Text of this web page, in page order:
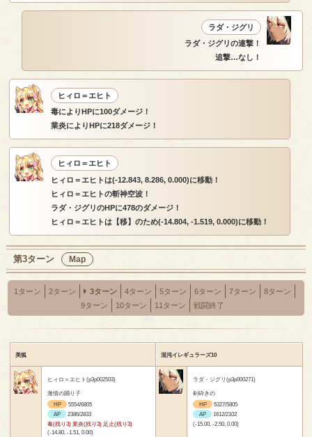
ラダ・ジグリ
ラダ・ジグリの連撃！
追撃…なし！
ヒィロ＝エヒト
毒によりHPに100ダメージ！
業炎によりHPに218ダメージ！
ヒィロ＝エヒト
ヒィロ＝エヒトは(-12.843, 8.286, 0.000)に移動！
ヒィロ＝エヒトの斬神空波！
ラダ・ジグリのHPに478のダメージ！
ヒィロ＝エヒトは【移】のため(-14.804, -1.519, 0.000)に移動！
第3ターン Map
1ターン 2ターン 3ターン 4ターン 5ターン 6ターン 7ターン
8ターン
9ターン
10ターン 11ターン 戦闘終了
美狐 混沌イレギュラーズ10
ヒィロ＝エヒト(p3p002503)
激情の踊り子
HP
5554/6805
AP
2386/2833
毒(残り3) 業炎(残り3) 足止(残り3)
(-14.80, -1.51, 0.00)
ラダ・ジグリ(p3p000271)
剣砕きの
HP
5327/5805
AP
1612/2102
(-15.00, -2.50, 0.00)